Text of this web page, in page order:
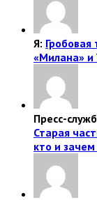
Я:
«Милана» и
Пресс-
Старая
кто и